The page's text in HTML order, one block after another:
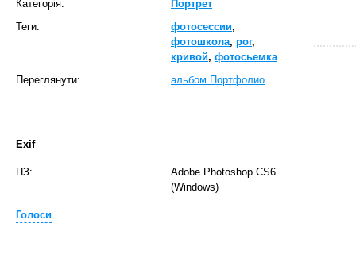
Категорія:
Портрет
Теги:
фотосессии,
фотошкола, рог,
кривой, фотосьемка
Переглянути:
альбом Портфолио
Exif
ПЗ:
Adobe Photoshop CS6
(Windows)
Голоси